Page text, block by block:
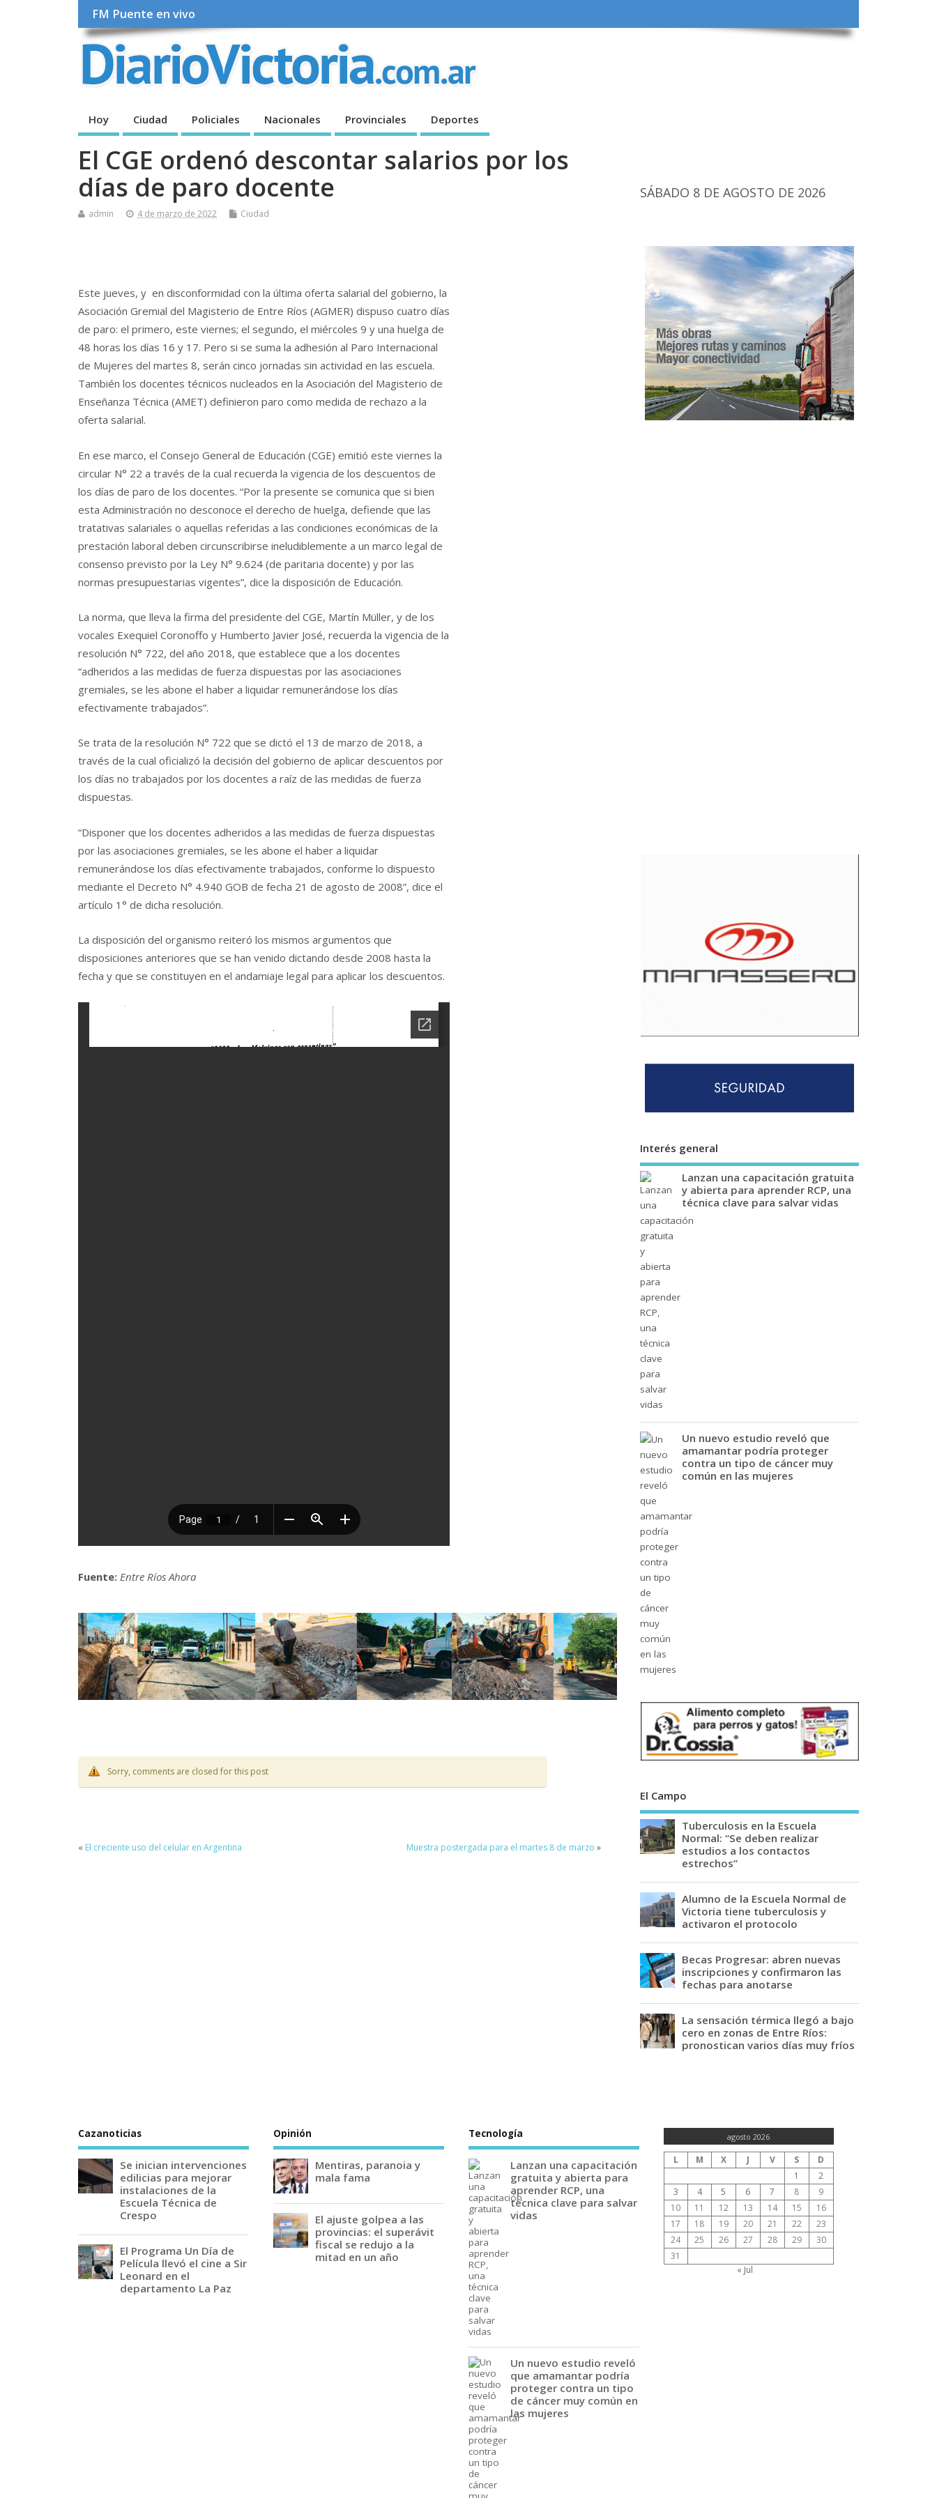
FM Puente en vivo
Hoy Ciudad Policiales Nacionales Provinciales Deportes
El CGE ordenó descontar salarios por los
días de paro docente
admin 4 de marzo de 2022 Ciudad
Este jueves, y en disconformidad con la última oferta salarial del gobierno, la
Asociación Gremial del Magisterio de Entre Ríos (AGMER) dispuso cuatro días
de paro: el primero, este viernes; el segundo, el miércoles 9 y una huelga de
48 horas los días 16 y 17. Pero si se suma la adhesión al Paro Internacional
de Mujeres del martes 8, serán cinco jornadas sin actividad en las escuela.
También los docentes técnicos nucleados en la Asociación del Magisterio de
Enseñanza Técnica (AMET) definieron paro como medida de rechazo a la
oferta salarial.
En ese marco, el Consejo General de Educación (CGE) emitió este viernes la
circular N° 22 a través de la cual recuerda la vigencia de los descuentos de
los días de paro de los docentes. “Por la presente se comunica que si bien
esta Administración no desconoce el derecho de huelga, defiende que las
tratativas salariales o aquellas referidas a las condiciones económicas de la
prestación laboral deben circunscribirse ineludiblemente a un marco legal de
consenso previsto por la Ley N° 9.624 (de paritaria docente) y por las
normas presupuestarias vigentes”, dice la disposición de Educación.
La norma, que lleva la firma del presidente del CGE, Martín Müller, y de los
vocales Exequiel Coronoffo y Humberto Javier José, recuerda la vigencia de la
resolución N° 722, del año 2018, que establece que a los docentes
“adheridos a las medidas de fuerza dispuestas por las asociaciones
gremiales, se les abone el haber a liquidar remunerándose los días
efectivamente trabajados”.
Se trata de la resolución N° 722 que se dictó el 13 de marzo de 2018, a
través de la cual oficializó la decisión del gobierno de aplicar descuentos por
los días no trabajados por los docentes a raíz de las medidas de fuerza
dispuestas.
“Disponer que los docentes adheridos a las medidas de fuerza dispuestas
por las asociaciones gremiales, se les abone el haber a liquidar
remunerándose los días efectivamente trabajados, conforme lo dispuesto
mediante el Decreto N° 4.940 GOB de fecha 21 de agosto de 2008”, dice el
artículo 1° de dicha resolución.
La disposición del organismo reiteró los mismos argumentos que
disposiciones anteriores que se han venido dictando desde 2008 hasta la
fecha y que se constituyen en el andamiaje legal para aplicar los descuentos.
Fuente: Entre Ríos Ahora
Sorry, comments are closed for this post
« El creciente uso del celular en Argentina Muestra postergada para el martes 8 de marzo »
SÁBADO 8 DE AGOSTO DE 2026
Interés general
Lanzan una capacitación gratuita
y abierta para aprender RCP, una
técnica clave para salvar vidas
Un nuevo estudio reveló que
amamantar podría proteger
contra un tipo de cáncer muy
común en las mujeres
El Campo
Tuberculosis en la Escuela
Normal: “Se deben realizar
estudios a los contactos
estrechos”
Alumno de la Escuela Normal de
Victoria tiene tuberculosis y
activaron el protocolo
Becas Progresar: abren nuevas
inscripciones y confirmaron las
fechas para anotarse
La sensación térmica llegó a bajo
cero en zonas de Entre Ríos:
pronostican varios días muy fríos
Cazanoticias
Se inician intervenciones
edilicias para mejorar
instalaciones de la
Escuela Técnica de
Crespo
El Programa Un Día de
Película llevó el cine a Sir
Leonard en el
departamento La Paz
Opinión
Mentiras, paranoia y
mala fama
El ajuste golpea a las
provincias: el superávit
fiscal se redujo a la
mitad en un año
Tecnología
Lanzan una capacitación
gratuita y abierta para
aprender RCP, una
técnica clave para salvar
vidas
Un nuevo estudio reveló
que amamantar podría
proteger contra un tipo
de cáncer muy común en
las mujeres
agosto 2026
L M X J V S
D
1
2
3
4 5 6 7 8
9
10
11 12 13 14 15
16
17
18 19 20 21 22
23
24
25 26 27 28 29
30
31
« Jul